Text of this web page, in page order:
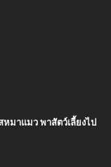
มาแมว พาสัตว์เลี้ยงไป